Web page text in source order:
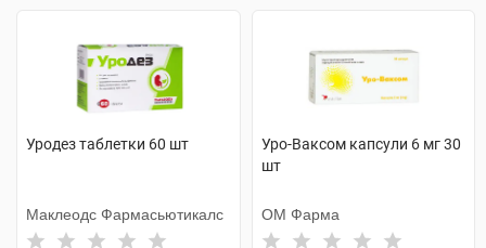
Уродез таблетки 60 шт
Маклеодс Фармасьютикалс
Уро-Ваксом капсули 6 мг 30
шт
ОМ Фарма